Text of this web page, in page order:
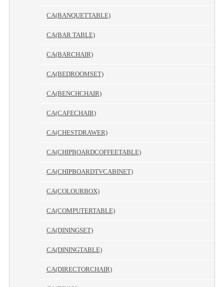
CA(BANQUETTABLE)
CA(BAR TABLE)
CA(BARCHAIR)
CA(BEDROOMSET)
CA(BENCHCHAIR)
CA(CAFECHAIR)
CA(CHESTDRAWER)
CA(CHIPBOARDCOFFEETABLE)
CA(CHIPBOARDTVCABINET)
CA(COLOURBOX)
CA(COMPUTERTABLE)
CA(DININGSET)
CA(DININGTABLE)
CA(DIRECTORCHAIR)